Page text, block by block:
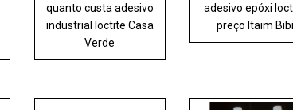
quanto custa adesivo
industrial loctite Casa
Verde
adesivo epóxi
preço Itaim Bibi